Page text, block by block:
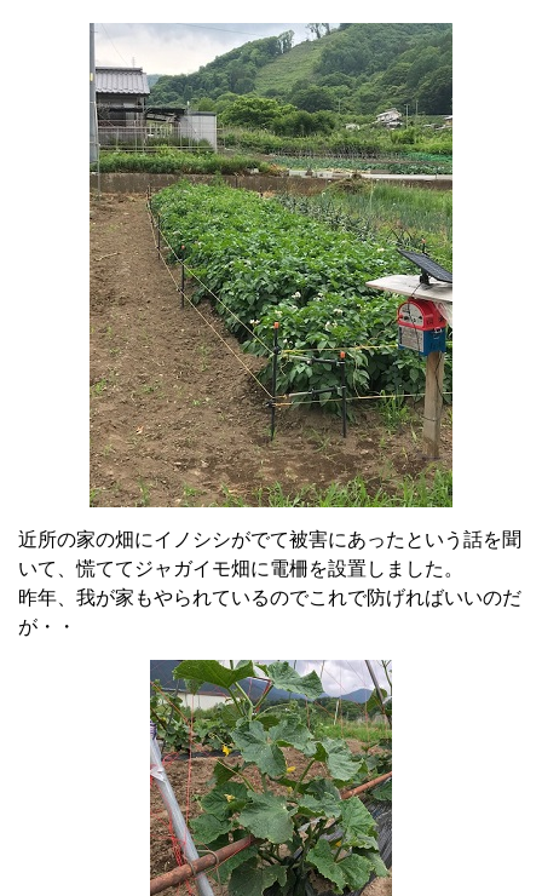
近所の家の畑にイノシシがでて被害にあったという話を聞
いて、慌ててジャガイモ畑に電柵を設置しました。
昨年、我が家もやられているのでこれで防げればいいのだ
が・・